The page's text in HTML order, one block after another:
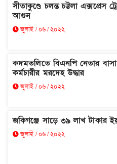
সীতাকুণ্ডে চলন্ত চট্টলা এক্সপ্রেস
আগুন
জুলাই / ০৬ / ২০২২
কদমতলিতে বিএনপি নেতার
কর্মচারীর মরদেহ উদ্ধার
জুলাই / ০৬ / ২০২২
জকিগঞ্জে সাড়ে ৩৯ লাখ টাকার
জুলাই / ০৬ / ২০২২